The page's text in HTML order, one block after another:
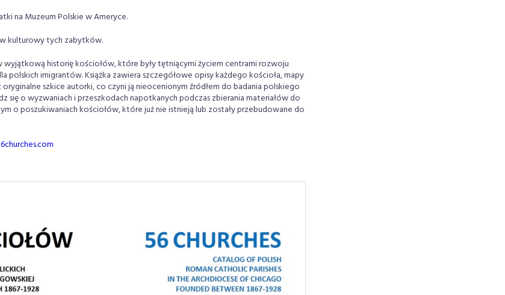
na Muzeum Polskie w Ameryce.
kulturowy tych zabytków.
wyjątkową historię kościołów, które były tętniącymi życiem centrami rozwoju
polskich imigrantów. Książka zawiera szczegółowe opisy każdego kościoła, mapy
szkice autorki, co czyni ją nieocenionym źródłem do badania polskiego
się o wyzwaniach i przeszkodach napotkanych podczas zbierania materiałów do
o poszukiwaniach kościołów, które już nie istnieją lub zostały przebudowane do